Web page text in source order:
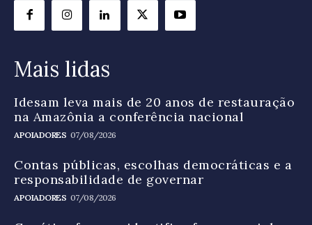
Mais lidas
Idesam leva mais de 20 anos de restauração
na Amazônia a conferência nacional
APOIADORES 07/08/2026
Contas públicas, escolhas democráticas e a
responsabilidade de governar
APOIADORES 07/08/2026